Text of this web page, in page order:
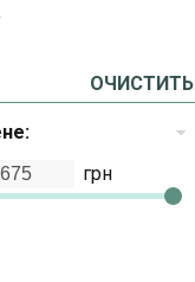
ОЧИСТИТЬ
грн